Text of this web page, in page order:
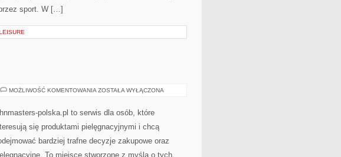
sport. W […]
MOŻLIWOŚĆ KOMENTOWANIA CHANEL
ZOSTAŁA WYŁĄCZONA
polska.pl to serwis dla osób, które
się produktami pielęgnacyjnymi i chcą
bardziej trafne decyzje zakupowe oraz
To miejsce stworzone z myślą o tych,